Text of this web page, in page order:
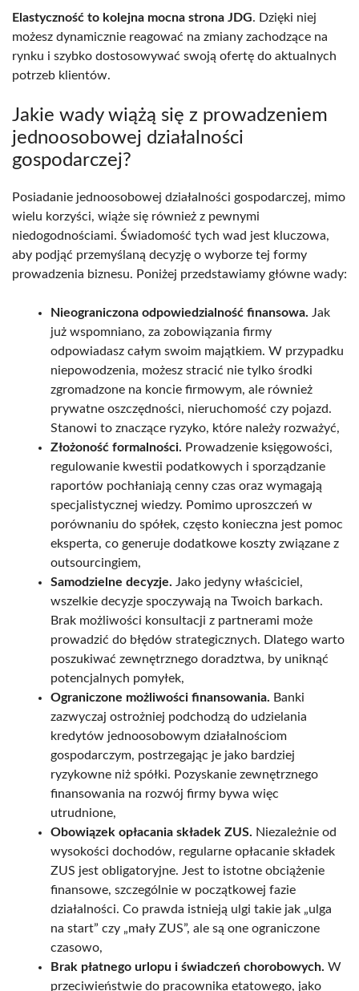
Elastyczność to kolejna mocna strona JDG. Dzięki niej
możesz dynamicznie reagować na zmiany zachodzące na
rynku i szybko dostosowywać swoją ofertę do aktualnych
potrzeb klientów.
Jakie wady wiążą się z prowadzeniem
jednoosobowej działalności
gospodarczej?
Posiadanie jednoosobowej działalności gospodarczej, mimo
wielu korzyści, wiąże się również z pewnymi
niedogodnościami. Świadomość tych wad jest kluczowa,
aby podjąć przemyślaną decyzję o wyborze tej formy
prowadzenia biznesu. Poniżej przedstawiamy główne wady:
Nieograniczona odpowiedzialność finansowa. Jak
już wspomniano, za zobowiązania firmy
odpowiadasz całym swoim majątkiem. W przypadku
niepowodzenia, możesz stracić nie tylko środki
zgromadzone na koncie firmowym, ale również
prywatne oszczędności, nieruchomość czy pojazd.
Stanowi to znaczące ryzyko, które należy rozważyć,
Złożoność formalności. Prowadzenie księgowości,
regulowanie kwestii podatkowych i sporządzanie
raportów pochłaniają cenny czas oraz wymagają
specjalistycznej wiedzy. Pomimo uproszczeń w
porównaniu do spółek, często konieczna jest pomoc
eksperta, co generuje dodatkowe koszty związane z
outsourcingiem,
Samodzielne decyzje. Jako jedyny właściciel,
wszelkie decyzje spoczywają na Twoich barkach.
Brak możliwości konsultacji z partnerami może
prowadzić do błędów strategicznych. Dlatego warto
poszukiwać zewnętrznego doradztwa, by uniknąć
potencjalnych pomyłek,
Ograniczone możliwości finansowania. Banki
zazwyczaj ostrożniej podchodzą do udzielania
kredytów jednoosobowym działalnościom
gospodarczym, postrzegając je jako bardziej
ryzykowne niż spółki. Pozyskanie zewnętrznego
finansowania na rozwój firmy bywa więc
utrudnione,
Obowiązek opłacania składek ZUS. Niezależnie od
wysokości dochodów, regularne opłacanie składek
ZUS jest obligatoryjne. Jest to istotne obciążenie
finansowe, szczególnie w początkowej fazie
działalności. Co prawda istnieją ulgi takie jak „ulga
na start” czy „mały ZUS”, ale są one ograniczone
czasowo,
Brak płatnego urlopu i świadczeń chorobowych. W
przeciwieństwie do pracownika etatowego, jako